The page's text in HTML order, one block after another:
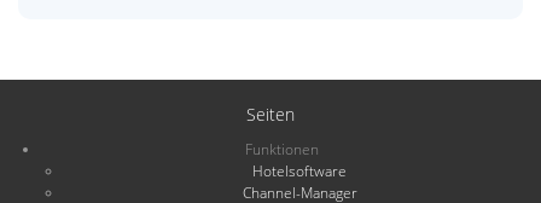
Seiten
Funktionen
Hotelsoftware
Channel-Manager